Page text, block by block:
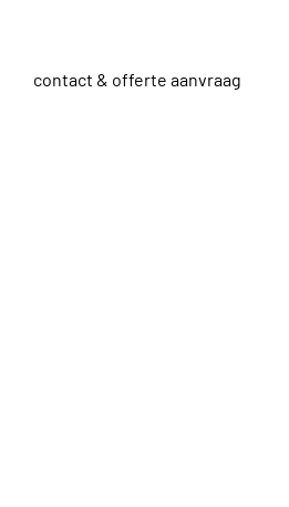
contact & offerte aanvraag